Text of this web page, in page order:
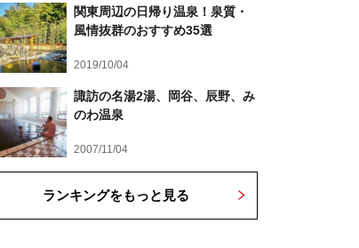
関東周辺の日帰り温泉！泉質・
風情抜群のおすすめ35選
2019/10/04
諏訪の名湯2湯、岡谷、辰野、み
のわ温泉
2007/11/04
ランキングをもっと見る